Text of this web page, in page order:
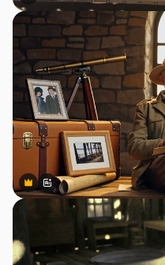
Premium
Premium
สร้างขึ้นโดย AI